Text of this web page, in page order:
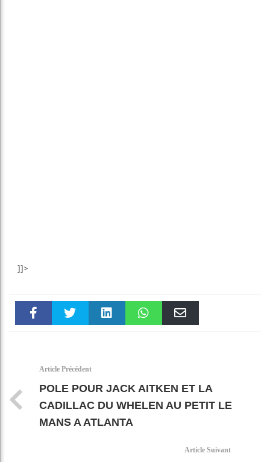
]]>
Article Précédent
POLE POUR JACK AITKEN ET LA
CADILLAC DU WHELEN AU PETIT LE
MANS A ATLANTA
Article Suivant